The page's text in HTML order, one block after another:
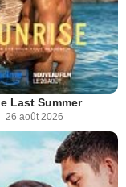
Last Summer
26 août 2026